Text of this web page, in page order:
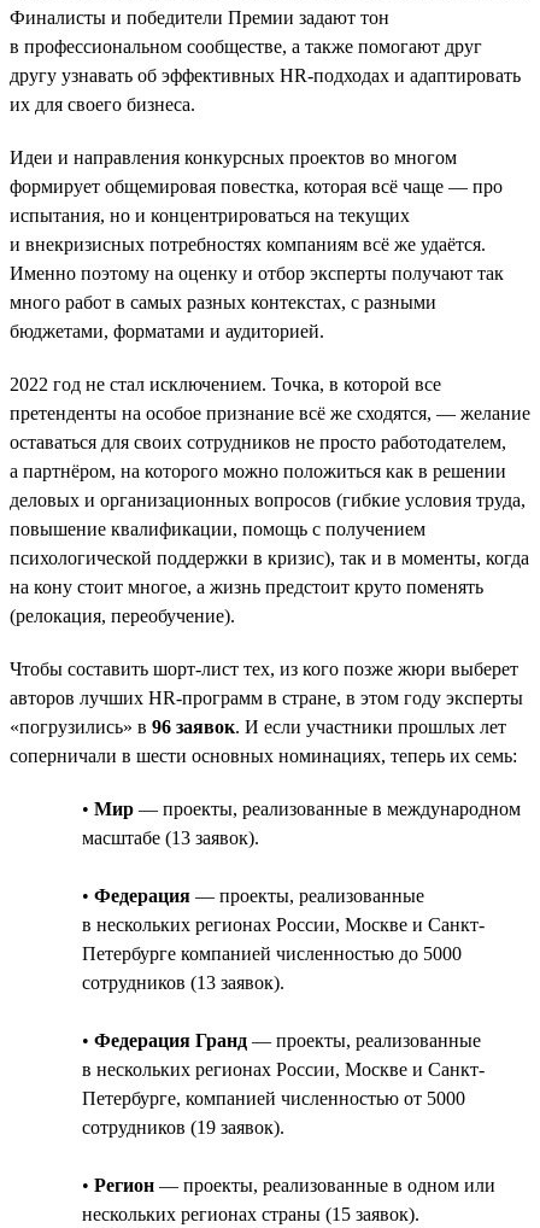
Финалисты и победители Премии задают тон
в профессиональном сообществе, а также помогают друг
другу узнавать об эффективных HR-подходах и адаптировать
их для своего бизнеса.
Идеи и направления конкурсных проектов во многом
формирует общемировая повестка, которая всё чаще — про
испытания, но и концентрироваться на текущих
и внекризисных потребностях компаниям всё же удаётся.
Именно поэтому на оценку и отбор эксперты получают так
много работ в самых разных контекстах, с разными
бюджетами, форматами и аудиторией.
2022 год не стал исключением. Точка, в которой все
претенденты на особое признание всё же сходятся, — желание
оставаться для своих сотрудников не просто работодателем,
а партнёром, на которого можно положиться как в решении
деловых и организационных вопросов (гибкие условия труда,
повышение квалификации, помощь с получением
психологической поддержки в кризис), так и в моменты, когда
на кону стоит многое, а жизнь предстоит круто поменять
(релокация, переобучение).
Чтобы составить шорт-лист тех, из кого позже жюри выберет
авторов лучших HR-программ в стране, в этом году эксперты
«погрузились» в 96 заявок. И если участники прошлых лет
соперничали в шести основных номинациях, теперь их семь:
• Мир — проекты, реализованные в международном
масштабе (13 заявок).
• Федерация — проекты, реализованные
в нескольких регионах России, Москве и Санкт-
Петербурге компанией численностью до 5000
сотрудников (13 заявок).
• Федерация Гранд — проекты, реализованные
в нескольких регионах России, Москве и Санкт-
Петербурге, компанией численностью от 5000
сотрудников (19 заявок).
• Регион — проекты, реализованные в одном или
нескольких регионах страны (15 заявок).